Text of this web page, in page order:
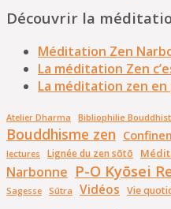
Découvrir la
Méditation Zen
La méditation Zen
La méditation zen
Atelier Dharma Bibliophilie
Bouddhisme zen
lectures Lignée du zen sōtō
Narbonne P-O Kyōsei
Sagesse Sūtra Vidéos Vie